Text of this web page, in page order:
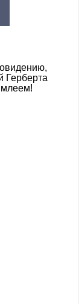
Герберта